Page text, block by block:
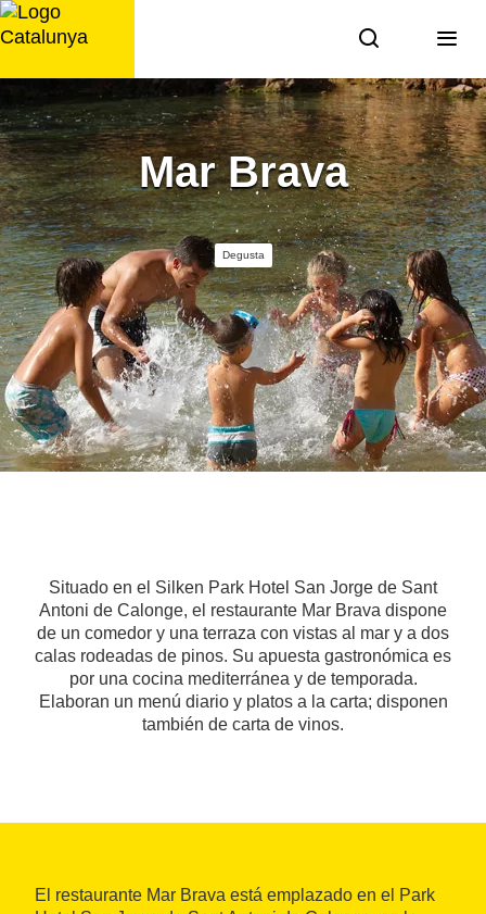
Saltar
al
Mar Brava
Degusta
Situado en el Silken Park Hotel San Jorge de Sant
Antoni de Calonge, el restaurante Mar Brava dispone
de un comedor y una terraza con vistas al mar y a dos
calas rodeadas de pinos. Su apuesta gastronómica es
por una cocina mediterránea y de temporada.
Elaboran un menú diario y platos a la carta; disponen
también de carta de vinos.
El restaurante Mar Brava está emplazado en el Park